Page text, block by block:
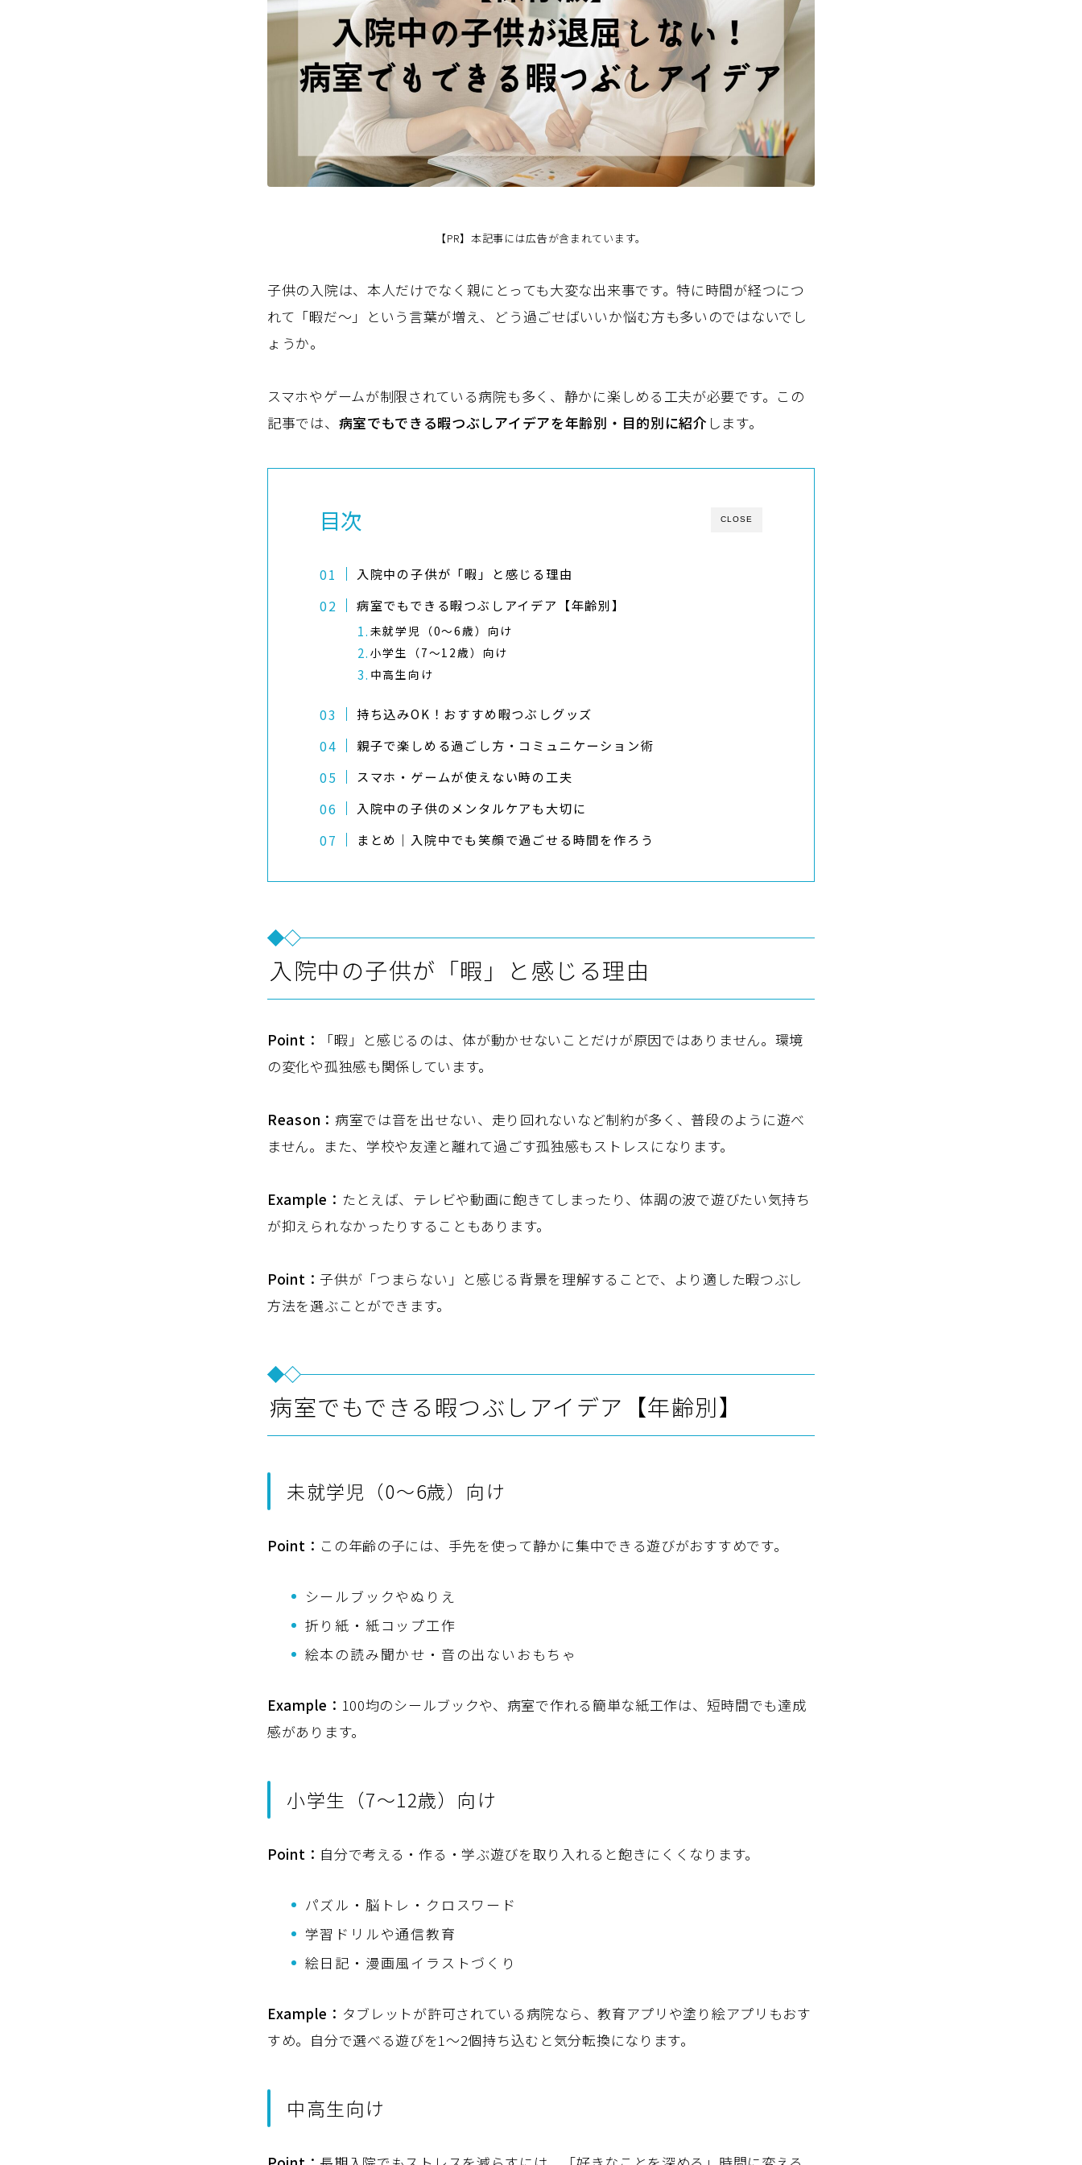
【PR】本記事には広告が含まれています。
子供の入院は、本人だけでなく親にとっても大変な出来事です。特に時間が経つにつ
れて「暇だ〜」という言葉が増え、どう過ごせばいいか悩む方も多いのではないでし
ょうか。
スマホやゲームが制限されている病院も多く、静かに楽しめる工夫が必要です。この
記事では、 病室でもできる暇つぶしアイデアを年齢別・目的別に紹介 します。
CLOSE
目次
入院中の子供が「暇」と感じる理由
病室でもできる暇つぶしアイデア【年齢別】
未就学児（0〜6歳）向け
小学生（7〜12歳）向け
中高生向け
持ち込みOK！おすすめ暇つぶしグッズ
親子で楽しめる過ごし方・コミュニケーション術
スマホ・ゲームが使えない時の工夫
入院中の子供のメンタルケアも大切に
まとめ｜入院中でも笑顔で過ごせる時間を作ろう
入院中の子供が「暇」と感じる理由
Point：
「暇」と感じるのは、体が動かせないことだけが原因ではありません。環境
の変化や孤独感も関係しています。
Reason： 病室では音を出せない、走り回れないなど制約が多く、普段のように遊べ
ません。また、学校や友達と離れて過ごす孤独感もストレスになります。
Example： たとえば、テレビや動画に飽きてしまったり、体調の波で遊びたい気持ち
が抑えられなかったりすることもあります。
Point： 子供が「つまらない」と感じる背景を理解することで、より適した暇つぶし
方法を選ぶことができます。
病室でもできる暇つぶしアイデア【年齢別】
未就学児（0〜6歳）向け
Point： この年齢の子には、手先を使って静かに集中できる遊びがおすすめです。
シールブックやぬりえ
折り紙・紙コップ工作
絵本の読み聞かせ・音の出ないおもちゃ
Example： 100均のシールブックや、病室で作れる簡単な紙工作は、短時間でも達成
感があります。
小学生（7〜12歳）向け
Point： 自分で考える・作る・学ぶ遊びを取り入れると飽きにくくなります。
パズル・脳トレ・クロスワード
学習ドリルや通信教育
絵日記・漫画風イラストづくり
Example： タブレットが許可されている病院なら、教育アプリや塗り絵アプリもおす
すめ。自分で選べる遊びを1〜2個持ち込むと気分転換になります。
中高生向け